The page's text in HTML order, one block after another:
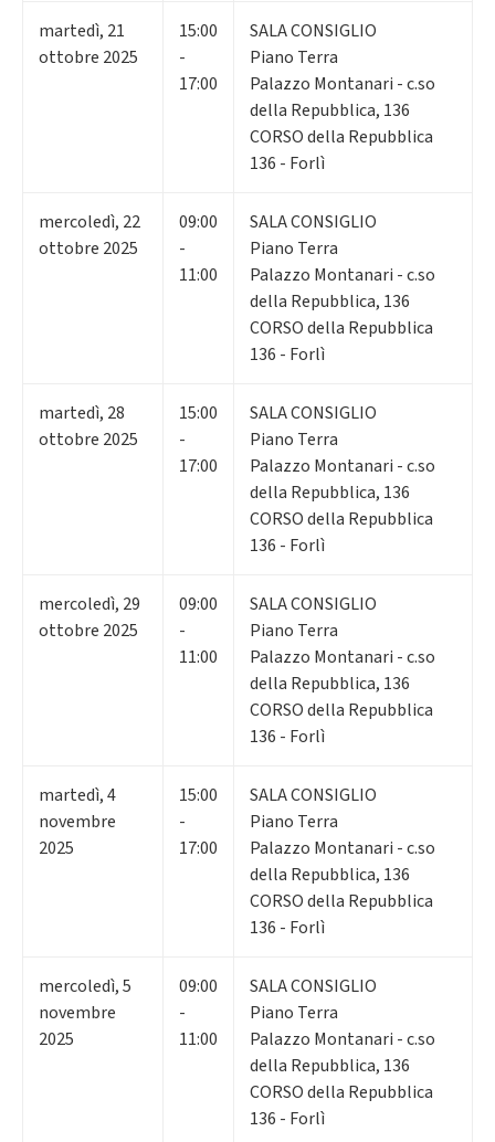
martedì, 21
ottobre 2025
15:00
-
17:00
SALA CONSIGLIO
Piano Terra
Palazzo Montanari - c.so
della Repubblica, 136
CORSO della Repubblica
136 - Forlì
mercoledì, 22
ottobre 2025
09:00
-
11:00
SALA CONSIGLIO
Piano Terra
Palazzo Montanari - c.so
della Repubblica, 136
CORSO della Repubblica
136 - Forlì
martedì, 28
ottobre 2025
15:00
-
17:00
SALA CONSIGLIO
Piano Terra
Palazzo Montanari - c.so
della Repubblica, 136
CORSO della Repubblica
136 - Forlì
mercoledì, 29
ottobre 2025
09:00
-
11:00
SALA CONSIGLIO
Piano Terra
Palazzo Montanari - c.so
della Repubblica, 136
CORSO della Repubblica
136 - Forlì
martedì,4
novembre
2025
15:00
-
17:00
SALA CONSIGLIO
Piano Terra
Palazzo Montanari - c.so
della Repubblica, 136
CORSO della Repubblica
136 - Forlì
mercoledì,5
novembre
2025
09:00
-
11:00
SALA CONSIGLIO
Piano Terra
Palazzo Montanari - c.so
della Repubblica, 136
CORSO della Repubblica
136 - Forlì